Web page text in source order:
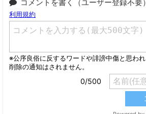
コメントを書く（ユーザー登録不要）